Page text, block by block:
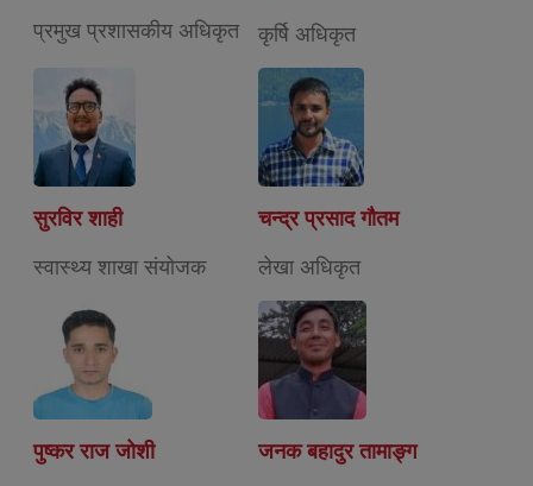
प्रमुख प्रशासकीय अधिकृत कृर्षि अधिकृत
सुरविर शाही
स्वास्थ्य शाखा संयोजक
चन्द्र प्रसाद गौतम
लेखा अधिकृत
पुष्कर राज जोशी जनक बहादुर तामाङ्ग